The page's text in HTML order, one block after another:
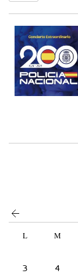
S
T
A
S
N
N
E
L M
3
4